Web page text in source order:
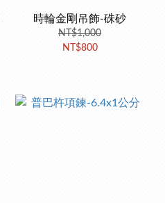
時輪金剛吊飾-硃砂
NT$1,000
NT$800